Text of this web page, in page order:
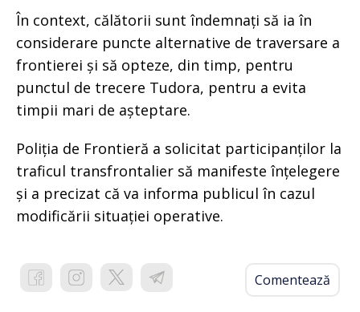
În context, călătorii sunt îndemnați să ia în
considerare puncte alternative de traversare a
frontierei și să opteze, din timp, pentru
punctul de trecere Tudora, pentru a evita
timpii mari de așteptare.
Poliția de Frontieră a solicitat participanților la
traficul transfrontalier să manifeste înțelegere
și a precizat că va informa publicul în cazul
modificării situației operative.
Comentează